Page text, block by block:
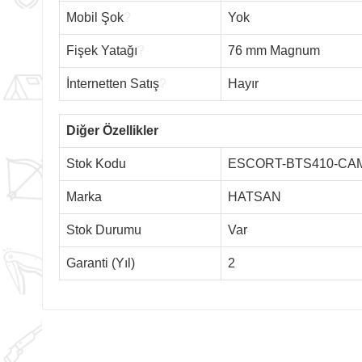
Mobil Şok Yok
Fişek Yatağı 76 mm Magnum
İnternetten Satış Hayır
Diğer Özellikler
Stok Kodu ESCORT-BTS410-
Marka HATSAN
Stok Durumu Var
Garanti (Yıl) 2